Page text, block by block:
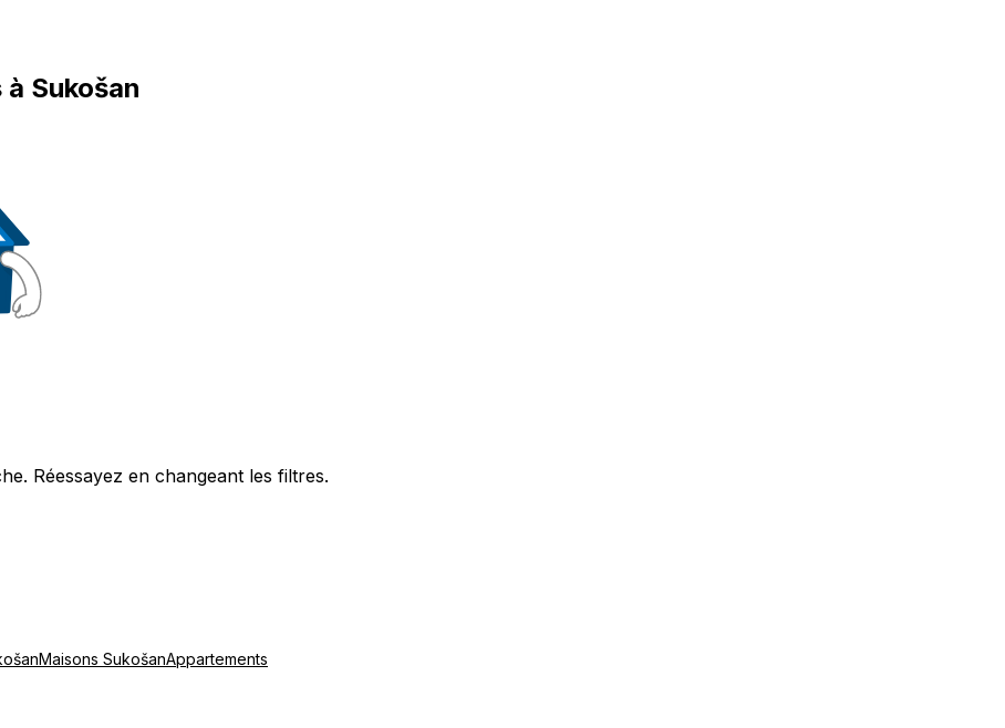
Sukošan
Réessayez en changeant les filtres.
Maisons SukošanAppartements